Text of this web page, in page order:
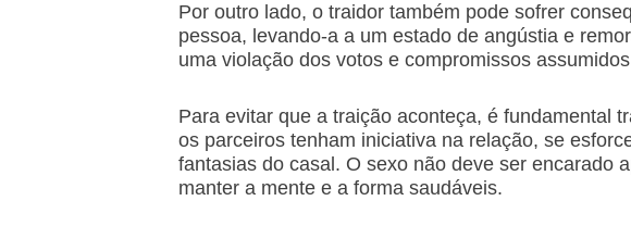
Por outro lado, o traidor também pode sofrer
pessoa, levando-a a um estado de angústia e
uma violação dos votos e compromissos
Para evitar que a traição aconteça, é fundamental
os parceiros tenham iniciativa na relação, se
fantasias do casal. O sexo não deve ser encarado
manter a mente e a forma saudáveis.